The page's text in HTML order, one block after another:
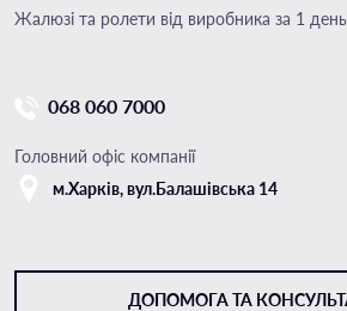
Жалюзі та ролети від виробника за 1 день
068 060 7000
Головний офіс компанії
м.Харкiв, вул.Балашівська 14
ДОПОМОГА ТА